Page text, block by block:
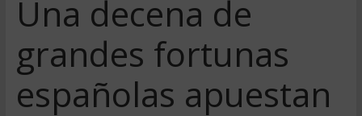
Una decena de
grandes fortunas
españolas apuestan